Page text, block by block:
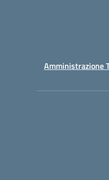
Amministrazione